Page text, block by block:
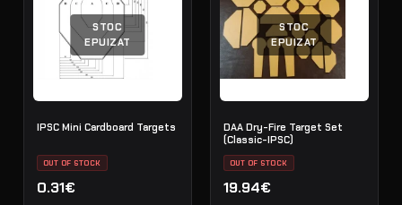
STOC
EPUIZAT
IPSC Mini Cardboard Targets
OUT OF STOCK
0.31€
STOC
EPUIZAT
DAA Dry-Fire Target Set
(Classic-IPSC)
OUT OF STOCK
19.94€